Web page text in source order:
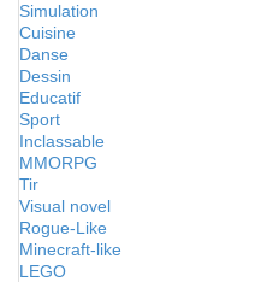
Simulation
Cuisine
Danse
Dessin
Educatif
Sport
Inclassable
MMORPG
Tir
Visual novel
Rogue-Like
Minecraft-like
LEGO